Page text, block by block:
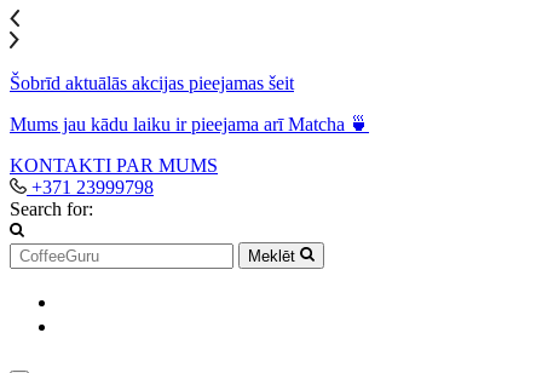
Šobrīd aktuālās akcijas pieejamas šeit
Mums jau kādu laiku ir pieejama arī Matcha 🍵
KONTAKTI PAR MUMS
+371 23999798
Search for:
Meklēt